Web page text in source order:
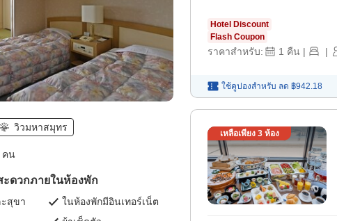
วิวมหาสมุทร
คน
ะดวกภายในห้องพัก
สุขา
ในห้องพักมีอินเทอร์เน็ต
Hotel Discount
Flash Coupon
ราคาสำหรับ: 1 คืน | |
ใช้คูปองสำหรับ ลด ฿942.18
เหลือเพียง 3ห้อง